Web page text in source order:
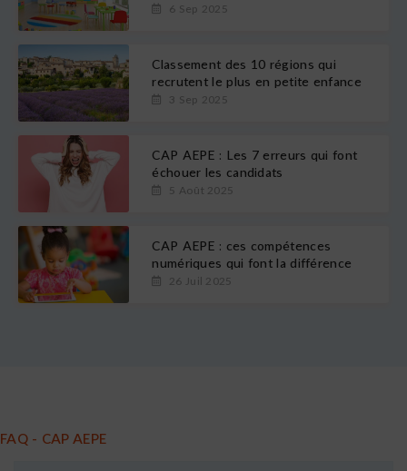
6 Sep 2025
Classement des 10 régions qui
recrutent le plus en petite enfance
3 Sep 2025
CAP AEPE : Les 7 erreurs qui font
échouer les candidats
5 Août 2025
CAP AEPE : ces compétences
numériques qui font la différence
26 Juil 2025
FAQ - CAP AEPE